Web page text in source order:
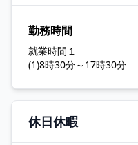
勤務時間
就業時間１
(1)8時30分～17時30分
休日休暇